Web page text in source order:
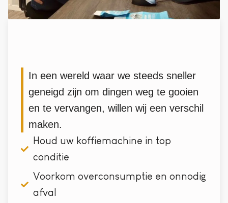
In een wereld waar we steeds sneller
geneigd zijn om dingen weg te gooien
en te vervangen, willen wij een verschil
maken.
Houd uw koffiemachine in top
conditie
Voorkom overconsumptie en onnodig
afval